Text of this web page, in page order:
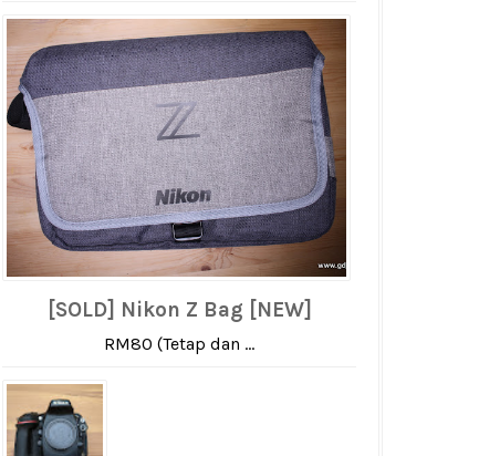
[SOLD] Nikon Z Bag [NEW]
RM80 (Tetap dan ...